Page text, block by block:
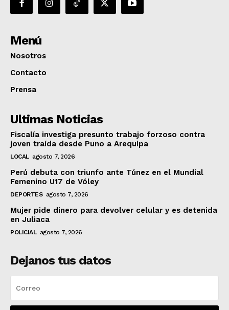
Menú
Nosotros
Contacto
Prensa
Ultimas Noticias
Fiscalía investiga presunto trabajo forzoso contra
joven traída desde Puno a Arequipa
LOCAL agosto 7, 2026
Perú debuta con triunfo ante Túnez en el Mundial
Femenino U17 de Vóley
DEPORTES agosto 7, 2026
Mujer pide dinero para devolver celular y es detenida
en Juliaca
POLICIAL agosto 7, 2026
Dejanos tus datos